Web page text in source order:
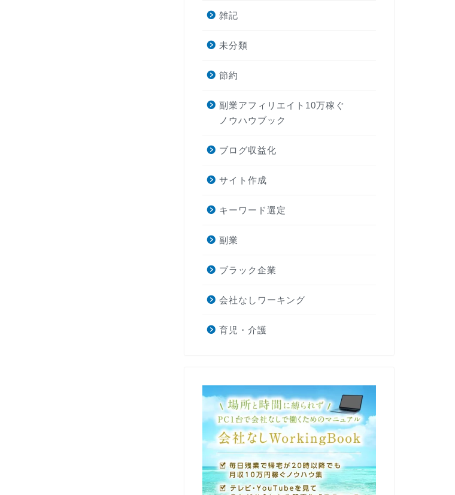
雑記
未分類
節約
副業アフィリエイト10万稼ぐ
ノウハウブック
ブログ収益化
サイト作成
キーワード選定
副業
ブラック企業
会社なしワーキング
育児・介護